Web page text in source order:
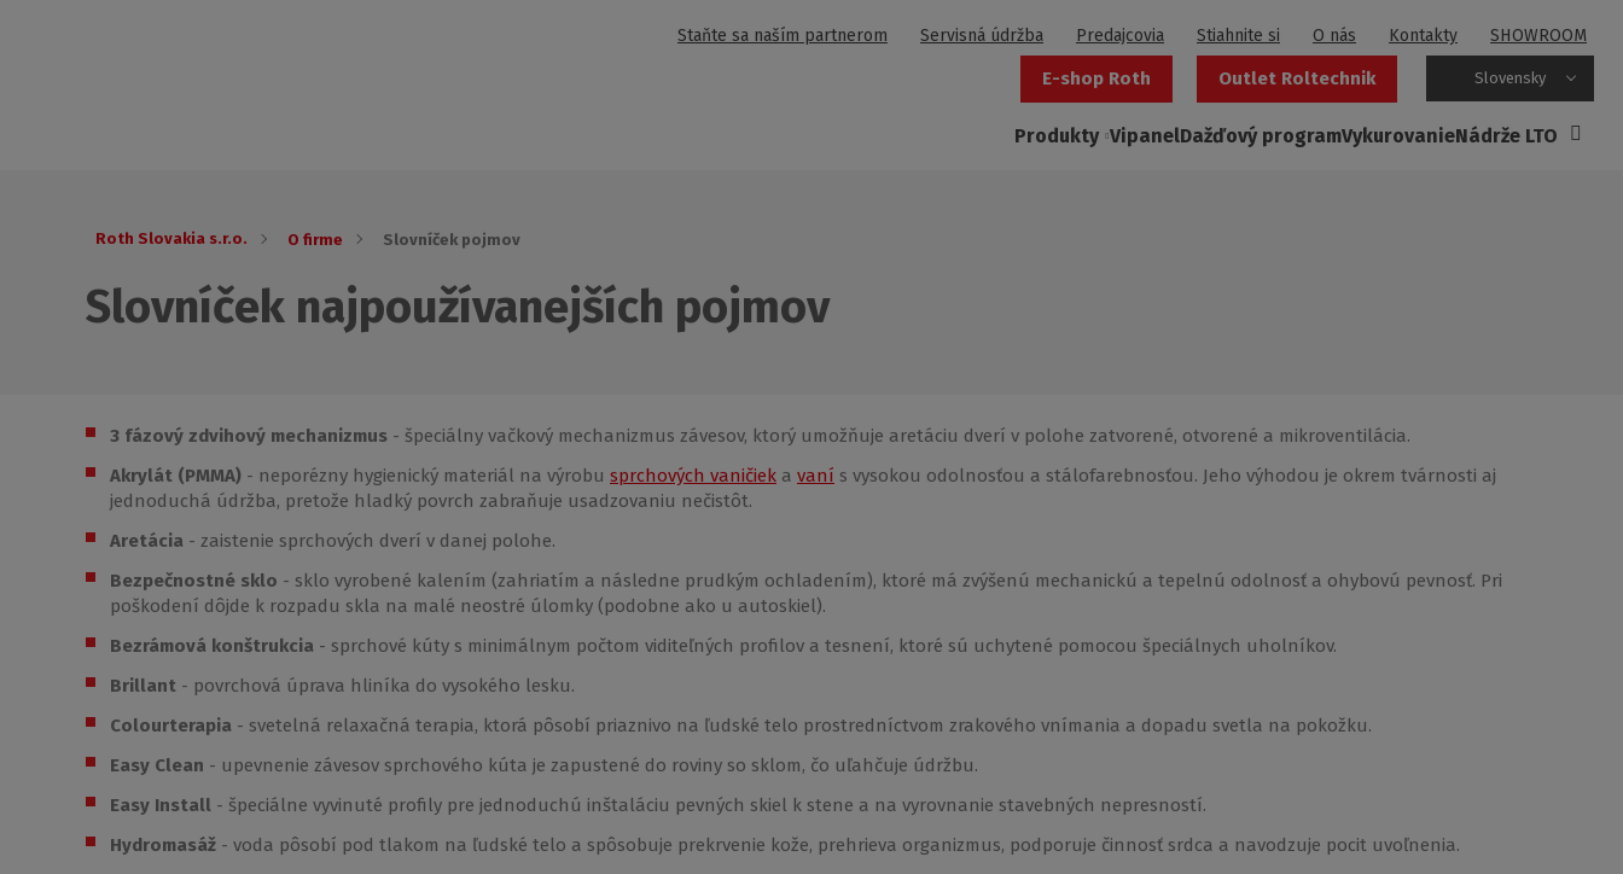
Staňte sa naším partnerom Servisná údržba Predajcovia Stiahnite si O nás Kontakty SHOWROOM
E-shop Roth Outlet Roltechnik Slovensky
Produkty VipanelDažďový programVykurovanieNádrže LTO
Roth Slovakia s.r.o. O firme Slovníček pojmov
Slovníček najpoužívanejších pojmov
3 fázový zdvihový mechanizmus - špeciálny vačkový mechanizmus závesov, ktorý umožňuje aretáciu dverí v polohe zatvorené, otvorené a mikroventilácia.
Akrylát (PMMA) - neporézny hygienický materiál na výrobu sprchových vaničieka vaní s vysokou odolnosťou a stálofarebnosťou. Jeho výhodou je okrem tvárnosti aj
jednoduchá údržba, pretože hladký povrch zabraňuje usadzovaniu nečistôt.
Aretácia - zaistenie sprchových dverí v danej polohe.
Bezpečnostné sklo - sklo vyrobené kalením (zahriatím a následne prudkým ochladením), ktoré má zvýšenú mechanickú a tepelnú odolnosť a ohybovú pevnosť. Pri
poškodení dôjde k rozpadu skla na malé neostré úlomky (podobne ako u autoskiel).
Bezrámová konštrukcia - sprchové kúty s minimálnym počtom viditeľných profilov a tesnení, ktoré sú uchytené pomocou špeciálnych uholníkov.
Brillant - povrchová úprava hliníka do vysokého lesku.
Colourterapia - svetelná relaxačná terapia, ktorá pôsobí priaznivo na ľudské telo prostredníctvom zrakového vnímania a dopadu svetla na pokožku.
Easy Clean - upevnenie závesov sprchového kúta je zapustené do roviny so sklom, čo uľahčuje údržbu.
Easy Install - špeciálne vyvinuté profily pre jednoduchú inštaláciu pevných skiel k stene a na vyrovnanie stavebných nepresností.
Hydromasáž - voda pôsobí pod tlakom na ľudské telo a spôsobuje prekrvenie kože, prehrieva organizmus, podporuje činnosť srdca a navodzuje pocit uvoľnenia.